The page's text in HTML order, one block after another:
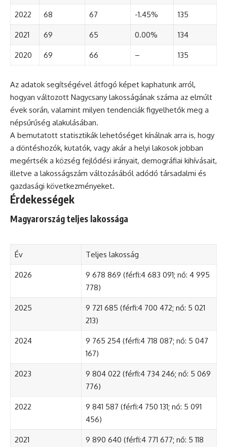
2022 68 67 -1.45% 135
2021 69 65 0.00% 134
2020 69 66 – 135
Az adatok segítségével átfogó képet kaphatunk arról,
hogyan változott Nagycsany lakosságának száma az elmúlt
évek során, valamint milyen tendenciák figyelhetők meg a
népsűrűség alakulásában.
A bemutatott statisztikák lehetőséget kínálnak arra is, hogy
a döntéshozók, kutatók, vagy akár a helyi lakosok jobban
megértsék a község fejlődési irányait, demográfiai kihívásait,
illetve a lakosságszám változásából adódó társadalmi és
gazdasági következményeket.
Érdekességek
Magyarország teljes lakossága
Év Teljes lakosság
2026
9 678 869 (férfi:4 683 091; nő: 4 995
778)
2025
9 721 685 (férfi:4 700 472; nő: 5 021
213)
2024
9 765 254 (férfi:4 718 087; nő: 5 047
167)
2023
9 804 022 (férfi:4 734 246; nő: 5 069
776)
2022
9 841 587 (férfi:4 750 131; nő: 5 091
456)
2021
9 890 640 (férfi:4 771 677; nő: 5 118